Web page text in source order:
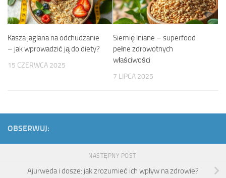
Kasza jaglana na odchudzanie
– jak wprowadzić ją do diety?
15 CZERWCA 2025
Siemię lniane – superfood
pełne zdrowotnych
właściwości
7 LIPCA 2025
OBSERWUJ:
NASTĘPNY POST
Ajurweda i dosze: jak zrozumieć ich wpływ na zdrowie?